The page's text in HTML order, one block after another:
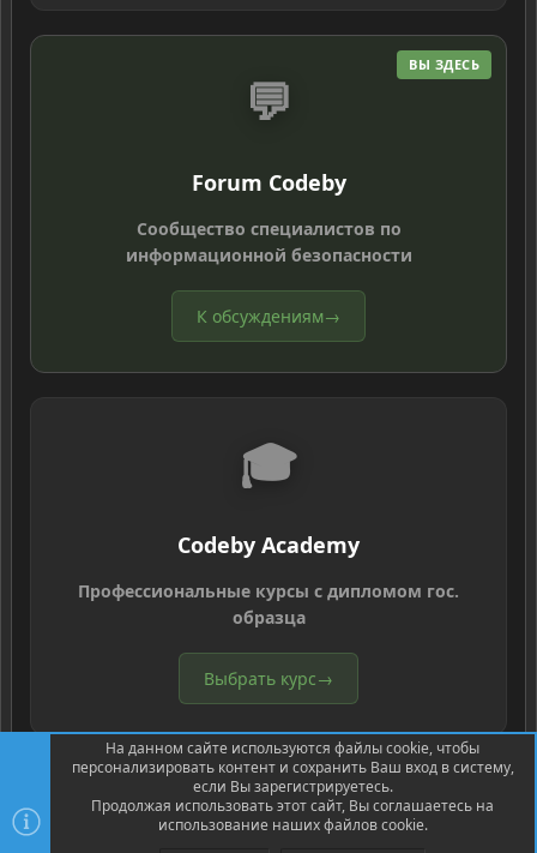
ВЫ ЗДЕСЬ
💬
Forum Codeby
Сообщество специалистов по
информационной безопасности
К обсуждениям→
🎓
Codeby Academy
Профессиональные курсы с дипломом гос.
образца
Выбрать курс→
Community platform by XenForo ® © 2010-2026 XenForo Ltd.
На данном сайте используются файлы cookie, чтобы
персонализировать контент и сохранить Ваш вход в систему,
если Вы зарегистрируетесь.
Продолжая использовать этот сайт, Вы соглашаетесь на
использование наших файлов cookie.